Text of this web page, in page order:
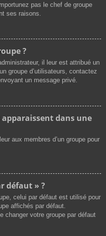
pas le chef de groupe
ses raisons.
?
il leur est attribué un
groupe d’utilisateurs, contactez
un message privé.
dans une
aux membres d’un groupe pour
défaut » ?
celui par défaut est utilisé pour
affichés par défaut.
changer votre groupe par défaut